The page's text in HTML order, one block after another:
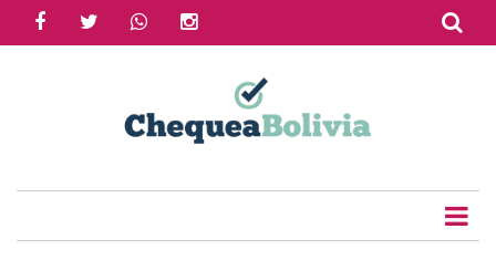
facebooktwitter whatsapp